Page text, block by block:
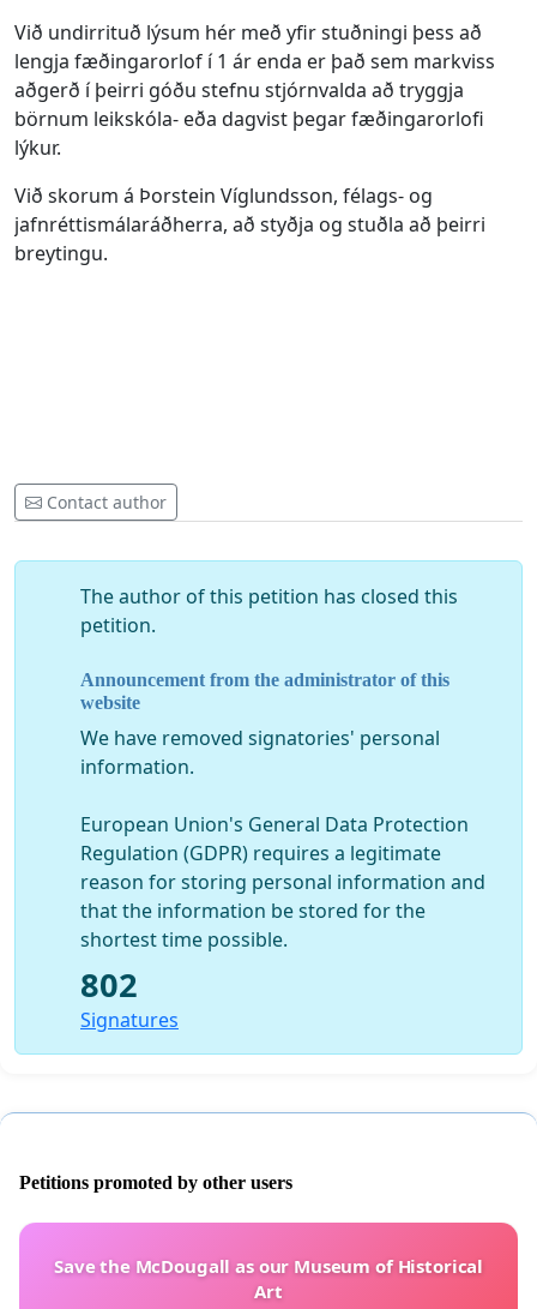
Við undirrituð lýsum hér með yfir stuðningi þess að
lengja fæðingarorlof í 1 ár enda er það sem markviss
aðgerð í þeirri góðu stefnu stjórnvalda að tryggja
börnum leikskóla- eða dagvist þegar fæðingarorlofi
lýkur.
Við skorum á Þorstein Víglundsson, félags- og
jafnréttismálaráðherra, að styðja og stuðla að þeirri
breytingu.
Contact author
The author of this petition has closed this
petition.
Announcement from the administrator of this
website
We have removed signatories' personal
information.
European Union's General Data Protection
Regulation (GDPR) requires a legitimate
reason for storing personal information and
that the information be stored for the
shortest time possible.
802
Signatures
Petitions promoted by other users
Save the McDougall as our Museum of Historical
Art